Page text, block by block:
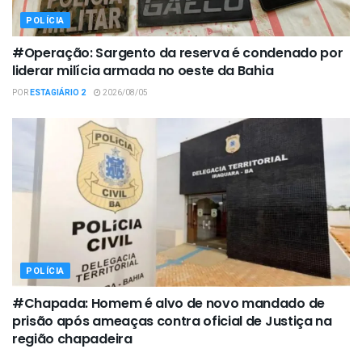
POLÍCIA
#Operação: Sargento da reserva é condenado por
liderar milícia armada no oeste da Bahia
PORESTAGIÁRIO 2 2026/08/05
POLÍCIA
#Chapada: Homem é alvo de novo mandado de
prisão após ameaças contra oficial de Justiça na
região chapadeira